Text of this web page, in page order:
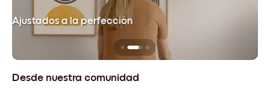
Ajustados a la perfección
Desde nuestra comunidad